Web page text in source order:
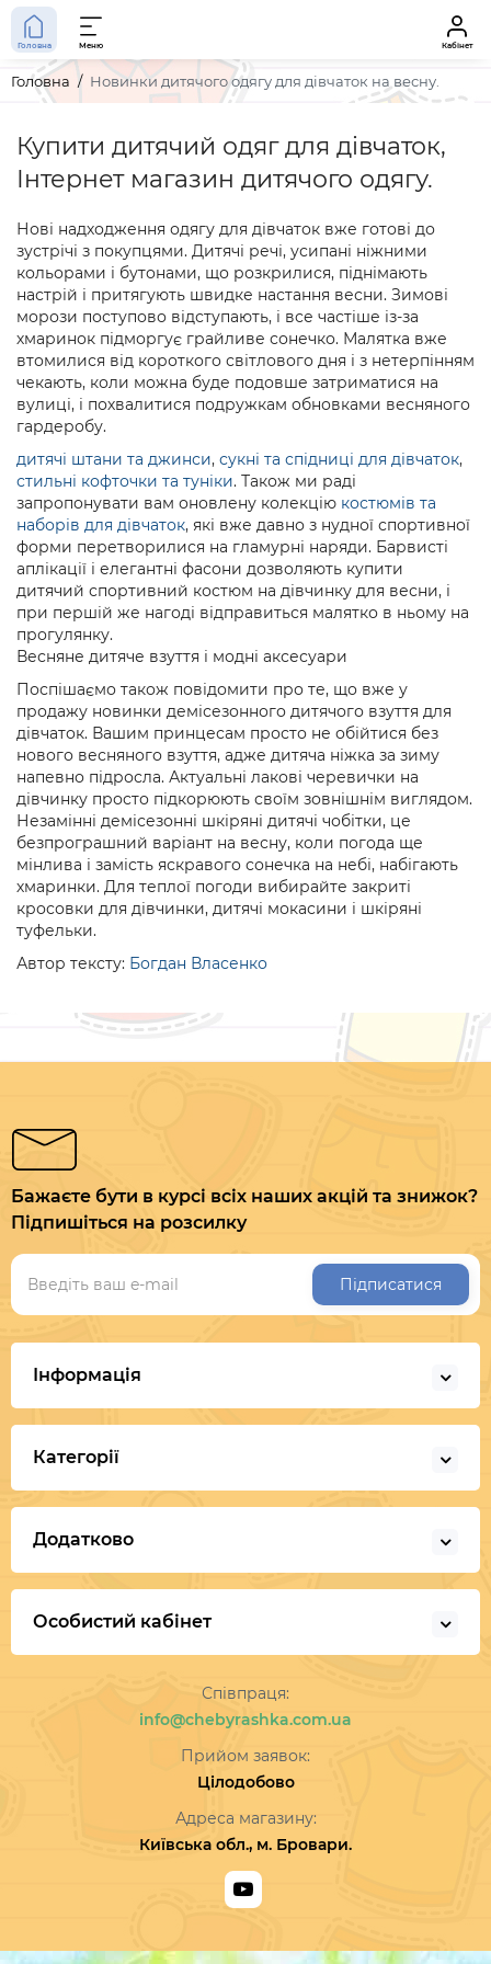
Головна Меню Кабінет
Головна Новинки дитячого одягу для дівчаток на весну.
Купити дитячий одяг для дівчаток,
Інтернет магазин дитячого одягу.
Нові надходження одягу для дівчаток вже готові до
зустрічі з покупцями. Дитячі речі, усипані ніжними
кольорами і бутонами, що розкрилися, піднімають
настрій і притягують швидке настання весни. Зимові
морози поступово відступають, і все частіше із-за
хмаринок підморгує грайливе сонечко. Малятка вже
втомилися від короткого світлового дня і з нетерпінням
чекають, коли можна буде подовше затриматися на
вулиці, і похвалитися подружкам обновками весняного
гардеробу.
дитячі штани та джинси, сукні та спідниці для дівчаток,
стильні кофточки та туніки. Також ми раді
запропонувати вам оновлену колекцію костюмів та
наборів для дівчаток, які вже давно з нудної спортивної
форми перетворилися на гламурні наряди. Барвисті
аплікації і елегантні фасони дозволяють купити
дитячий спортивний костюм на дівчинку для весни, і
при першій же нагоді відправиться малятко в ньому на
прогулянку.
Весняне дитяче взуття і модні аксесуари
Поспішаємо також повідомити про те, що вже у
продажу новинки демісезонного дитячого взуття для
дівчаток. Вашим принцесам просто не обійтися без
нового весняного взуття, адже дитяча ніжка за зиму
напевно підросла. Актуальні лакові черевички на
дівчинку просто підкорюють своїм зовнішнім виглядом.
Незамінні демісезонні шкіряні дитячі чобітки, це
безпрограшний варіант на весну, коли погода ще
мінлива і замість яскравого сонечка на небі, набігають
хмаринки. Для теплої погоди вибирайте закриті
кросовки для дівчинки, дитячі мокасини і шкіряні
туфельки.
Автор тексту: Богдан Власенко
Бажаєте бути в курсі всіх наших акцій та знижок?
Підпишіться на розсилку
Підписатися
Інформація
Категорії
Додатково
Особистий кабінет
Співпраця:
info@chebyrashka.com.ua
Прийом заявок:
Цілодобово
Адреса магазину:
Київська обл., м. Бровари.